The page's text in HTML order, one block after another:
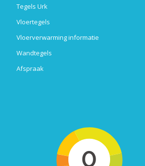
Tegels Urk
Vloertegels
Vloerverwarming informatie
Wandtegels
Afspraak